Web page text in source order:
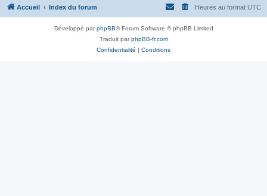
Accueil Index du forum Heures au format UTC
Développé parphpBB® Forum Software © phpBB Limited
Traduit parphpBB-fr.com
Confidentialité | Conditions